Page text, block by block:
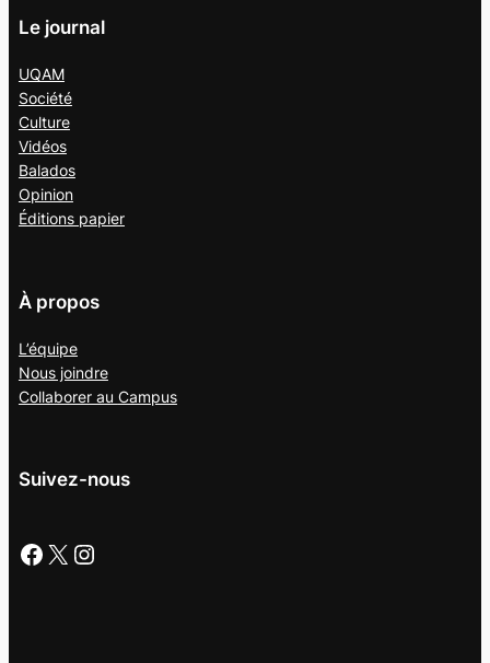
Le journal
UQAM
Société
Culture
Vidéos
Balados
Opinion
Éditions papier
À propos
L’équipe
Nous joindre
Collaborer au Campus
Suivez-nous
Facebook X Instagram